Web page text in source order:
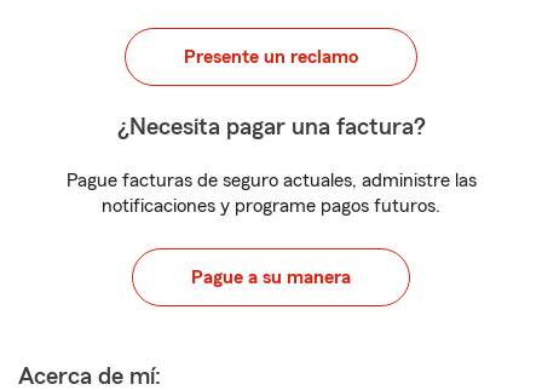
Presente un reclamo
¿Necesita pagar una factura?
Pague facturas de seguro actuales, administre las
notificaciones y programe pagos futuros.
Pague a su manera
Acerca de mí: